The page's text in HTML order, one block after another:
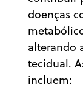
doenças
alterando
tecidual.
incluem: